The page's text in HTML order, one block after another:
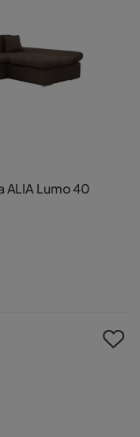
ALIA Lumo 40